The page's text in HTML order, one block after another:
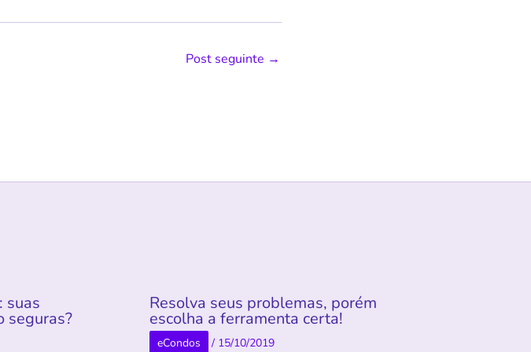
Post seguinte →
suas
seguras?
Resolva seus problemas, porém
escolha a ferramenta certa!
eCondos / 15/10/2019